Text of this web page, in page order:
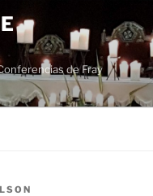
de Fray